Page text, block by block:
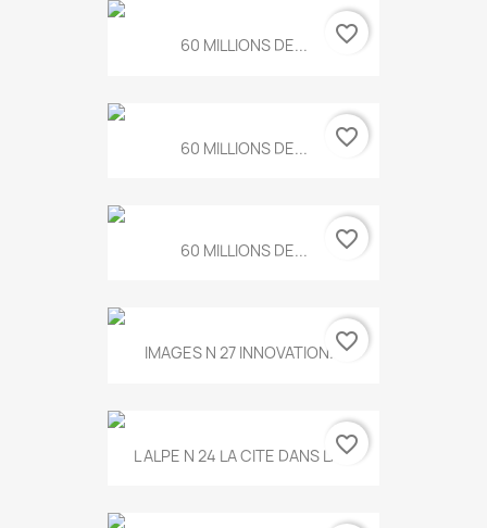
60 MILLIONS DE... favorite_border
60 MILLIONS DE... favorite_border
60 MILLIONS DE... favorite_border
IMAGES N 27 INNOVATION...favorite_border
L ALPE N 24 LA CITE DANS LA...
favorite_border